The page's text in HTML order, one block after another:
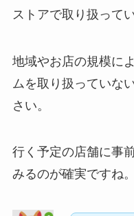
ストアで取り扱って
地域やお店の規模に
ムを取り扱っていな
さい。
行く予定の店舗に事
みるのが確実ですね。